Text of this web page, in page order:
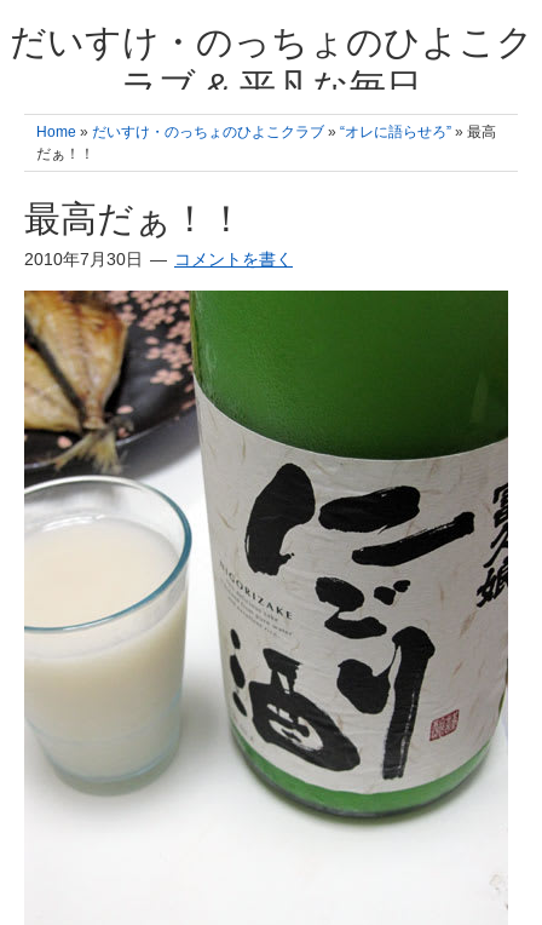
だいすけ・のっちょのひよこク
ラブ & 平凡な毎日
我が家の3人のひよこ成長日記と雑記 何十年後かに、大きくなったひよ
こ達とこの成長記を読み返すことを夢見て。& 3児ママの平凡日記 日々
の楽しいこと、便利グッズの紹介
Home » だいすけ・のっちょのひよこクラブ » “オレに語らせろ” » 最高
だぁ！！
最高だぁ！！
2010年7月30日 コメントを書く